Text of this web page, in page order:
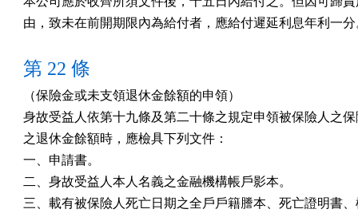
由，致未在前開期限內為給付者，應給付遲延利息年利一分
第 22 條
（保險金或未支領退休金餘額的申領）
身故受益人依第十九條及第二十條之規定申領被保險人之
之退休金餘額時，應檢具下列文件：
一、申請書。
二、身故受益人本人名義之金融機構帳戶影本。
三、載有被保險人死亡日期之全戶戶籍謄本、死亡證明書